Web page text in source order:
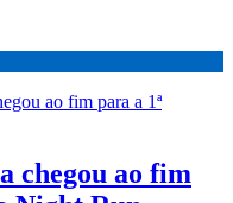
chegou ao fim